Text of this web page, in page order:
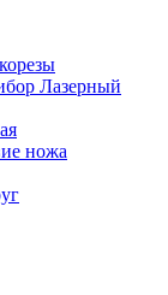
Лазерный
ножа